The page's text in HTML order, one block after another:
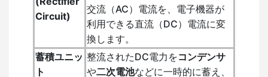
Circuit)
交流（AC）電流を、電子機器が
利用できる直流（DC）電流に変
換します。
蓄積ユニッ
ト
整流されたDC電力をコンデンサ
や二次電池などに一時的に蓄え、